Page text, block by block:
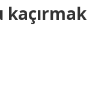
kaçırmak